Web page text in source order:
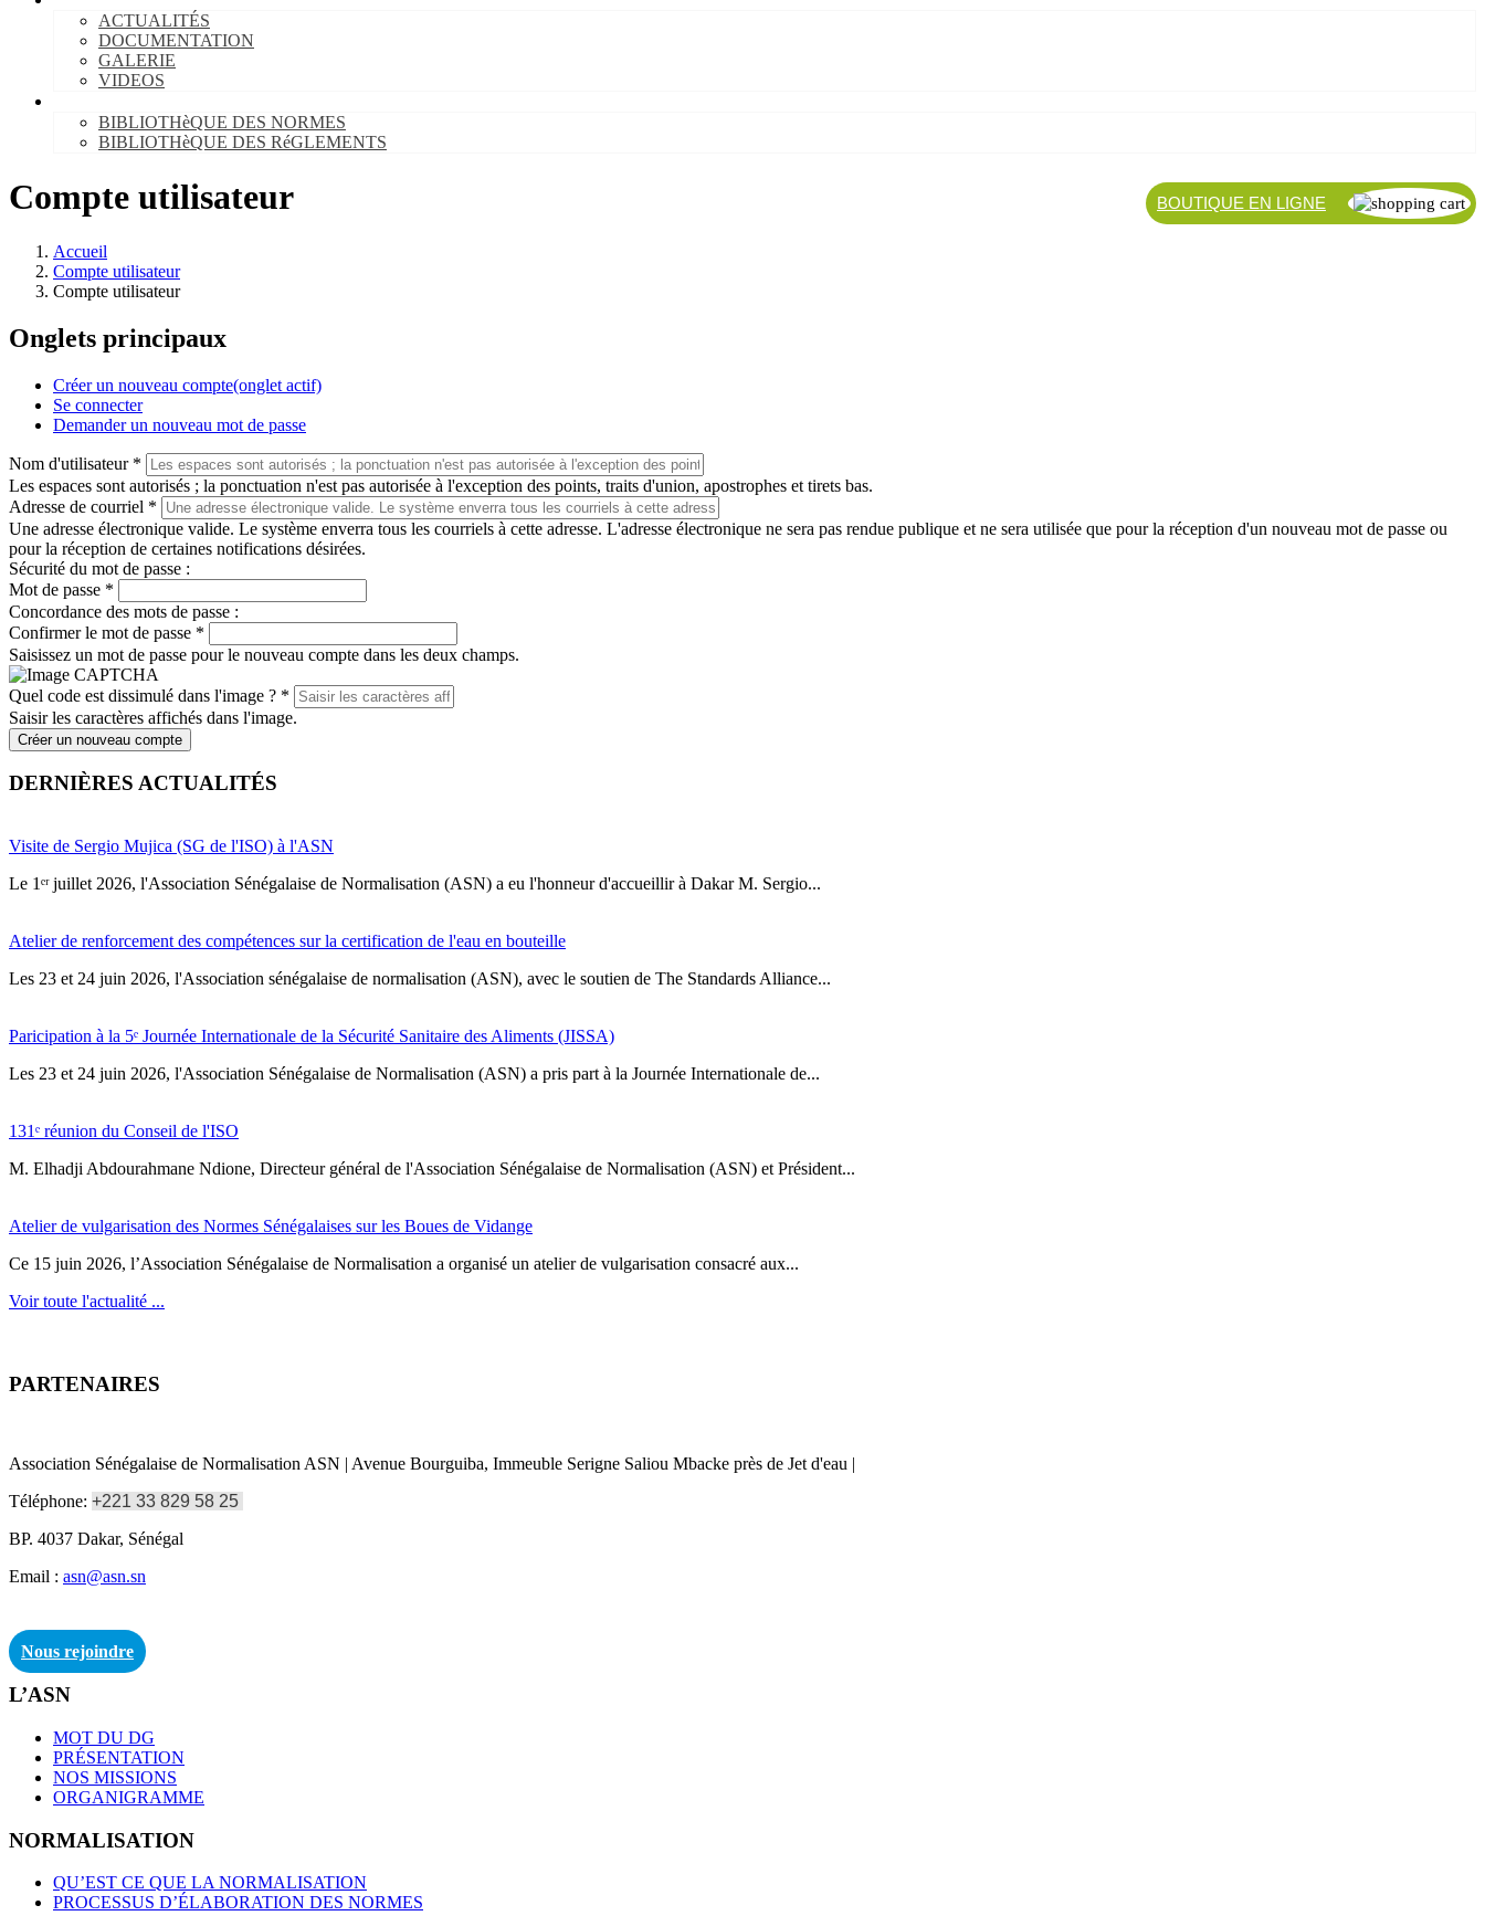
ACTUALITÉS
DOCUMENTATION
GALERIE
VIDEOS
BIBLIOTHèQUE DES NORMES
BIBLIOTHèQUE DES RéGLEMENTS
BOUTIQUE EN LIGNE
Compte utilisateur
Accueil
Compte utilisateur
Compte utilisateur
Onglets principaux
Créer un nouveau compte(onglet actif)
Se connecter
Demander un nouveau mot de passe
Nom d'utilisateur *
Les espaces sont autorisés ; la ponctuation n'est pas autorisée à l'exception des points, traits d'union, apostrophes et tirets bas.
Adresse de courriel *
Une adresse électronique valide. Le système enverra tous les courriels à cette adresse. L'adresse électronique ne sera pas rendue publique et ne sera utilisée que pour la réception d'un nouveau mot de passe ou
pour la réception de certaines notifications désirées.
Sécurité du mot de passe :
Mot de passe *
Concordance des mots de passe :
Confirmer le mot de passe *
Saisissez un mot de passe pour le nouveau compte dans les deux champs.
Quel code est dissimulé dans l'image ? *
Saisir les caractères affichés dans l'image.
Créer un nouveau compte
DERNIÈRES ACTUALITÉS
Visite de Sergio Mujica (SG de l'ISO) à l'ASN
Le 1ᵉʳ juillet 2026, l'Association Sénégalaise de Normalisation (ASN) a eu l'honneur d'accueillir à Dakar M. Sergio...
Atelier de renforcement des compétences sur la certification de l'eau en bouteille
Les 23 et 24 juin 2026, l'Association sénégalaise de normalisation (ASN), avec le soutien de The Standards Alliance...
Paricipation à la 5ᵉ Journée Internationale de la Sécurité Sanitaire des Aliments (JISSA)
‎Les 23 et 24 juin 2026, l'Association Sénégalaise de Normalisation (ASN) a pris part à la Journée Internationale de...
131ᵉ réunion du Conseil de l'ISO
M. Elhadji Abdourahmane Ndione, Directeur général de l'Association Sénégalaise de Normalisation (ASN) et Président...
Atelier de vulgarisation des Normes Sénégalaises sur les Boues de Vidange
Ce 15 juin 2026, l’Association Sénégalaise de Normalisation a organisé un atelier de vulgarisation consacré aux...
Voir toute l'actualité ...
PARTENAIRES
Association Sénégalaise de Normalisation ASN | Avenue Bourguiba, Immeuble Serigne Saliou Mbacke près de Jet d'eau |
Téléphone: +221 33 829 58 25
BP. 4037 Dakar, Sénégal
Email : asn@asn.sn
Nous rejoindre
L’ASN
MOT DU DG
PRÉSENTATION
NOS MISSIONS
ORGANIGRAMME
NORMALISATION
QU’EST CE QUE LA NORMALISATION
PROCESSUS D’ÉLABORATION DES NORMES